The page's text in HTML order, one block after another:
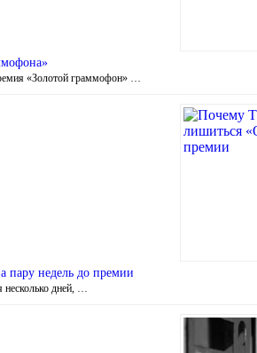
«Золотой граммофон» …
пару недель до премии
дней, …